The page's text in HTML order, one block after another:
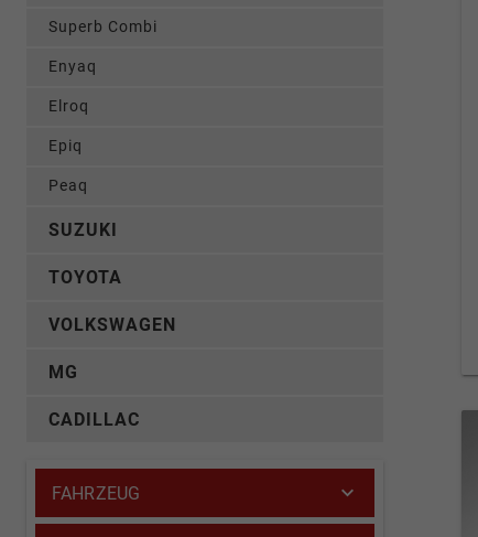
Superb Combi
Enyaq
Elroq
Epiq
Peaq
SUZUKI
TOYOTA
VOLKSWAGEN
MG
CADILLAC
FAHRZEUG